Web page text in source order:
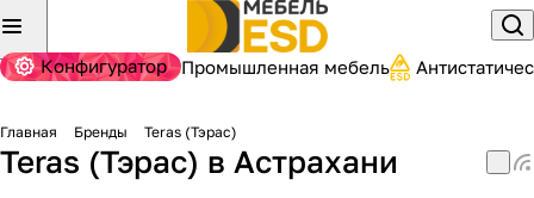
Конфигуратор Промышленная мебель
Главная Бренды Teras (Тэрас)
Teras (Тэрас) в Астрахани